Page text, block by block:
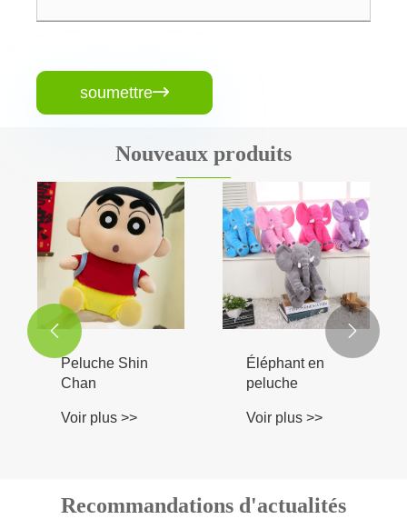
soumettre
Nouveaux produits
Peluche Rick
et Morty
Voir plus >>
Ours en
peluche non
Voir plus >>
 
Recommandations d'actualités